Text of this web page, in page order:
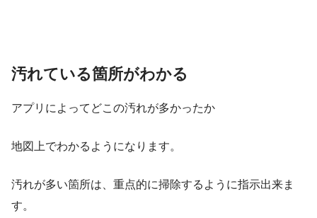
汚れている箇所がわかる
アプリによってどこの汚れが多かったか
地図上でわかるようになります。
汚れが多い箇所は、重点的に掃除するように指示出来ま
す。